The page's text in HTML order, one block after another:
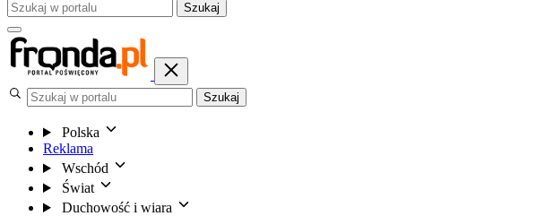
Szukaj
Szukaj
Polska
Reklama
Wschód
Świat
Duchowość i wiara